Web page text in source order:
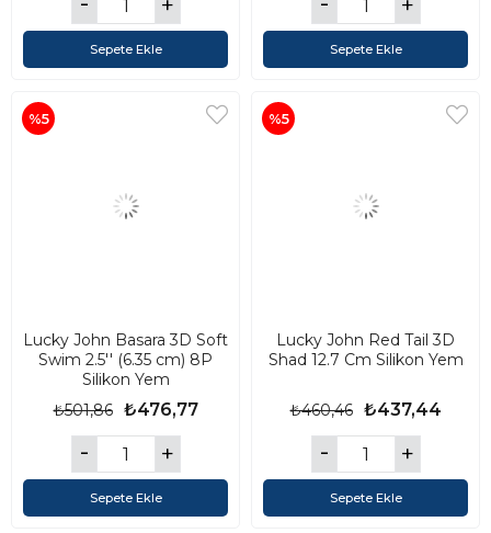
Sepete Ekle Sepete Ekle
Lucky John Basara 3D Soft
Swim 2.5'' (6.35 cm) 8P
Silikon Yem
₺476,77
₺501,86
Sepete Ekle
%5
Lucky John Red Tail 3D
Shad 12.7 Cm Silikon Yem
₺437,44
₺460,46
Sepete Ekle
%5